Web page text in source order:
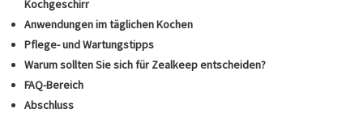
Kochgeschirr
Anwendungen im täglichen Kochen
Pflege- und Wartungstipps
Warum sollten Sie sich für Zealkeep entscheiden?
FAQ-Bereich
Abschluss